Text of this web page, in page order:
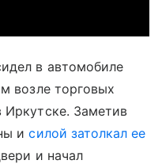
в автомобиле
возле торговых
Иркутске. Заметив
исилой затолкал ее
и начал